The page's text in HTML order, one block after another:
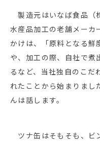
製造元はいなば食品（
水産品加工の老舗メー
かけは、「原料となる鮮
や、加工の際、自社で煮
るなど、当社独自のこだ
れたことから始まりまし
んは話します。
ツナ缶はそもそも、ビ